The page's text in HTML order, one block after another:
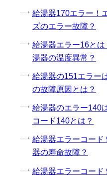
給湯器170エラー！
ズのエラー故障？
給湯器エラー16と
湯器の温度異常？
給湯器の151エラー
の故障原因とは？
給湯器のエラー140
コード140とは？
給湯器エラーコー
器の寿命故障？
給湯器エラーコード